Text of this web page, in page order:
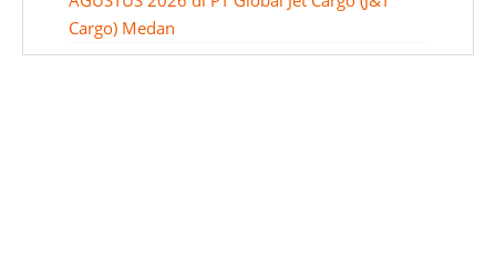
Cargo) Medan